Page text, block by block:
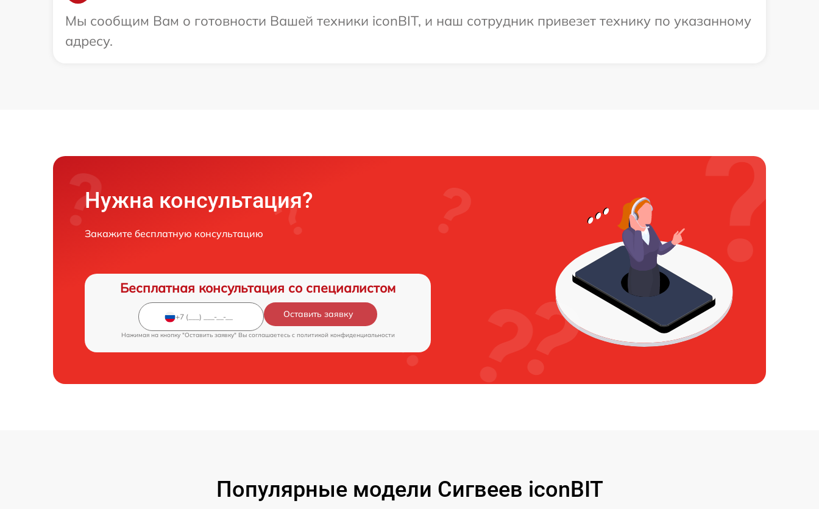
Мы сообщим Вам о готовности Вашей техники iconBIT, и наш сотрудник привезет технику по указанному
адресу.
Нужна консультация?
Закажите бесплатную консультацию
Бесплатная консультация со специалистом
Оставить заявку
Нажимая на кнопку "Оставить заявку" Вы соглашаетесь c политикой конфиденциальности
Популярные модели Сигвеев iconBIT